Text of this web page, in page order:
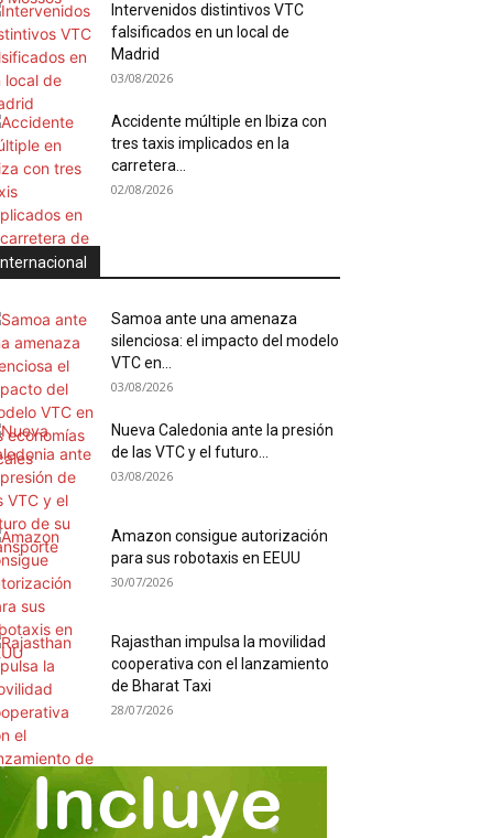
Intervenidos distintivos VTC
falsificados en un local de
Madrid
03/08/2026
Accidente múltiple en Ibiza con
tres taxis implicados en la
carretera...
02/08/2026
Internacional
Samoa ante una amenaza
silenciosa: el impacto del modelo
VTC en...
03/08/2026
Nueva Caledonia ante la presión
de las VTC y el futuro...
03/08/2026
Amazon consigue autorización
para sus robotaxis en EEUU
30/07/2026
Rajasthan impulsa la movilidad
cooperativa con el lanzamiento
de Bharat Taxi
28/07/2026